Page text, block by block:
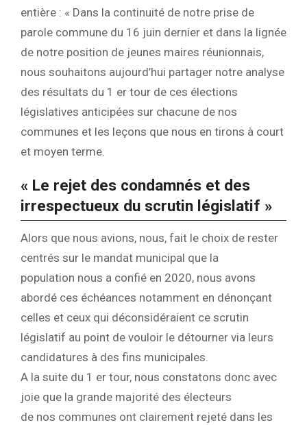
entière : « Dans la continuité de notre prise de
parole commune du 16 juin dernier et dans la lignée
de notre position de jeunes maires réunionnais,
nous souhaitons aujourd’hui partager notre analyse
des résultats du 1 er tour de ces élections
législatives anticipées sur chacune de nos
communes et les leçons que nous en tirons à court
et moyen terme.
« Le rejet des condamnés et des
irrespectueux du scrutin législatif »
Alors que nous avions, nous, fait le choix de rester
centrés sur le mandat municipal que la
population nous a confié en 2020, nous avons
abordé ces échéances notamment en dénonçant
celles et ceux qui déconsidéraient ce scrutin
législatif au point de vouloir le détourner via leurs
candidatures à des fins municipales.
A la suite du 1 er tour, nous constatons donc avec
joie que la grande majorité des électeurs
de nos communes ont clairement rejeté dans les